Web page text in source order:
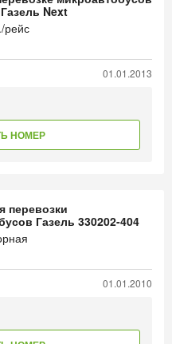
Next
рейс
01.01.2013
НОМЕР
перевозки
Газель 330202-404
01.01.2010